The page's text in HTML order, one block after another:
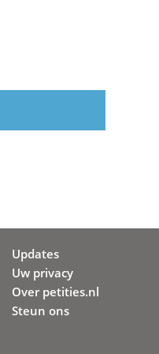
Updates
Uw privacy
Over petities.nl
Steun ons